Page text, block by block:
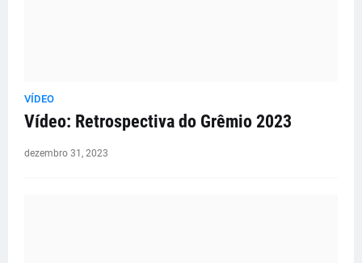
VÍDEO
Vídeo: Retrospectiva do Grêmio 2023
dezembro 31, 2023